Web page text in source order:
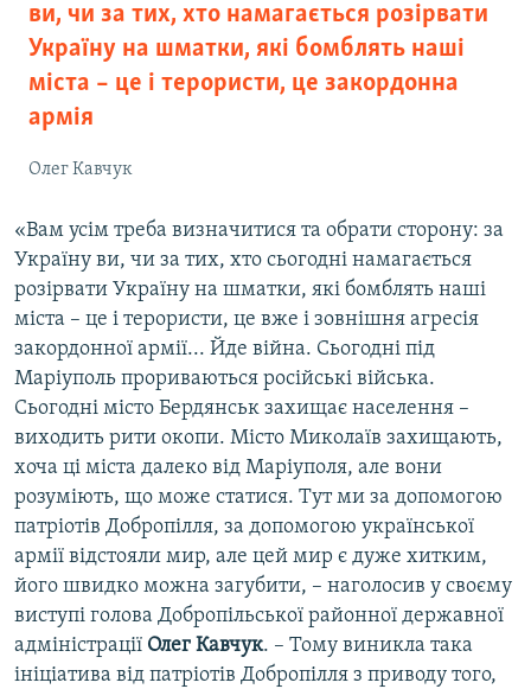
ви, чи за тих, хто намагається розірвати
Україну на шматки, які бомблять наші
міста – це і терористи, це закордонна
армія
Олег Кавчук
«Вам усім треба визначитися та обрати сторону: за
Україну ви, чи за тих, хто сьогодні намагається
розірвати Україну на шматки, які бомблять наші
міста – це і терористи, це вже і зовнішня агресія
закордонної армії... Йде війна. Сьогодні під
Маріуполь прориваються російські війська.
Сьогодні місто Бердянськ захищає населення –
виходить рити окопи. Місто Миколаїв захищають,
хоча ці міста далеко від Маріуполя, але вони
розуміють, що може статися. Тут ми за допомогою
патріотів Добропілля, за допомогою української
армії відстояли мир, але цей мир є дуже хитким,
його швидко можна загубити, – наголосив у своєму
виступі голова Добропільської районної державної
адміністрації Олег Кавчук. – Тому виникла така
ініціатива від патріотів Добропілля з приводу того,